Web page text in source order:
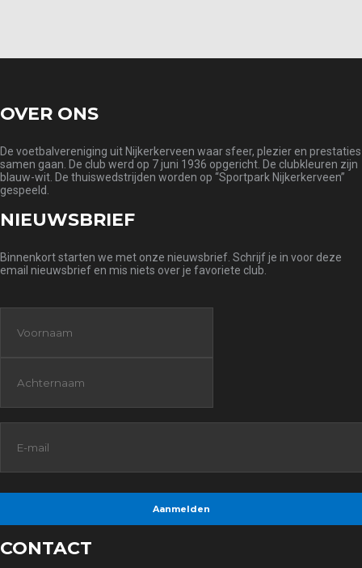
OVER ONS
De voetbalvereniging uit Nijkerkerveen waar sfeer, plezier en prestaties
samen gaan. De club werd op 7 juni 1936 opgericht. De clubkleuren zijn
blauw-wit. De thuiswedstrijden worden op “Sportpark Nijkerkerveen”
gespeeld.
NIEUWSBRIEF
Binnenkort starten we met onze nieuwsbrief. Schrijf je in voor deze
email nieuwsbrief en mis niets over je favoriete club.
CONTACT